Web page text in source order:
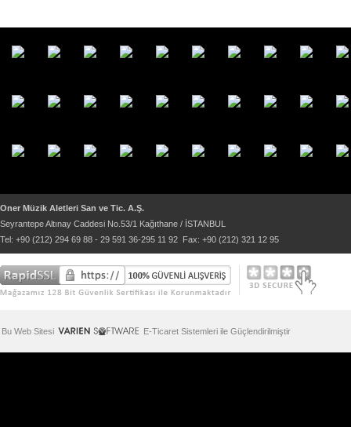
Oner Müzik Aletleri San ve Tic. A.Ş.
Seyrantepe Altınay Caddesi No.53/1 Kağıthane / İSTANBUL
Tel: +90 (212) 294 69 88 - 29 591 36-295 11 92 Fax: +90 (212) 321 12 95
Bu Web Sitesi E-Ticaret Sistemleri ile Güçlendirilmiştir